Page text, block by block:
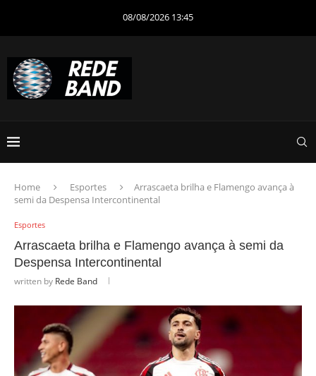
08/08/2026 13:45
Home Esportes
Arrascaeta brilha e Flamengo avança à
semi da Despensa Intercontinental
Esportes
Arrascaeta brilha e Flamengo avança à semi da
Despensa Intercontinental
written by Rede Band